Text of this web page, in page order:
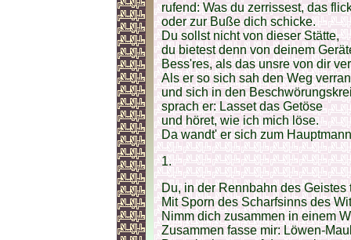
rufend: Was du zerrissest, das
oder zur Buße dich schicke.
Du sollst nicht von dieser Stätte,
du bietest denn von deinem
Bess'res, als das unsre von dir
Als er so sich sah den Weg
und sich in den
sprach er: Lasset das Getöse
und höret, wie ich mich löse.
Da wandt' er sich zum
1.
Du, in der Rennbahn des Geistes
Mit Sporn des Scharfsinns des
Nimm dich zusammen in einem
Zusammen fasse mir: Löwen-